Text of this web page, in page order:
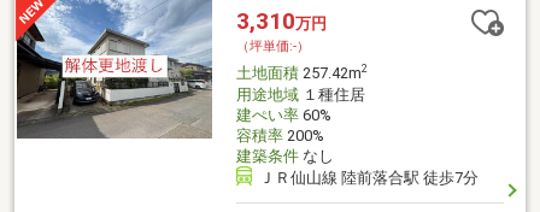
ございます。■南西側境界付近に越境あり。詳細につきましては
担当者にお問い合わせください。■本物件は買主負担にて新たに
下水道管の引込みが必要となります。■仲介業者様ご紹介不可
3,310万円
（坪単価:-）
土地面積257.42m2
用途地域１種住居
建ぺい率60%
容積率200%
建築条件なし
ＪＲ仙山線 陸前落合駅 徒歩7分